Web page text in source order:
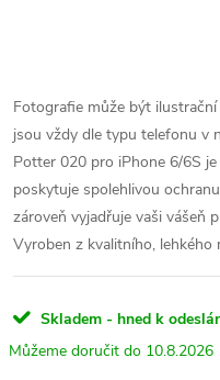
Fotografie může být
jsou vždy dle typu telefonu v
Potter 020 pro iPhone 6/6S
poskytuje spolehlivou
zároveň vyjadřuje vaši vášeň
Vyroben z kvalitního, lehkého
Skladem - hned k
10.8.2026